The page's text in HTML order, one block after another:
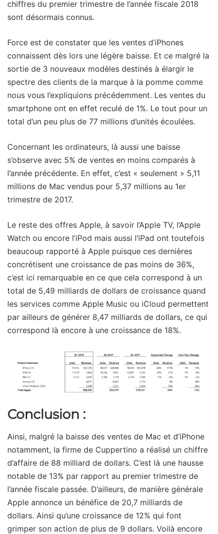
chiffres du premier trimestre de l’année fiscale 2018
sont désormais connus.
Force est de constater que les ventes d’iPhones
connaissent dès lors une légère baisse. Et ce malgré la
sortie de 3 nouveaux modèles destinés à élargir le
spectre des clients de la marque à la pomme comme
nous vous l’expliquions précédemment. Les ventes du
smartphone ont en effet reculé de 1%. Le tout pour un
total d’un peu plus de 77 millions d’unités écoulées.
Concernant les ordinateurs, là aussi une baisse
s’observe avec 5% de ventes en moins comparés à
l’année précédente. En effet, c’est « seulement » 5,11
millions de Mac vendus pour 5,37 millions au 1er
trimestre de 2017.
Le reste des offres Apple, à savoir l’Apple TV, l’Apple
Watch ou encore l’iPod mais aussi l’iPad ont toutefois
beaucoup rapporté à Apple puisque ces dernières
concrétisent une croissance de pas moins de 36%,
c’est ici remarquable en ce que cela correspond à un
total de 5,49 milliards de dollars de croissance quand
les services comme Apple Music ou iCloud permettent
par ailleurs de générer 8,47 milliards de dollars, ce qui
correspond là encore à une croissance de 18%.
Conclusion :
Ainsi, malgré la baisse des ventes de Mac et d’iPhone
notamment, la firme de Cuppertino a réalisé un chiffre
d’affaire de 88 milliard de dollars. C’est là une hausse
notable de 13% par rapport au premier trimestre de
l’année fiscale passée. D’ailleurs, de manière générale
Apple annonce un bénéfice de 20,7 milliards de
dollars. Ainsi qu’une croissance de 12% qui font
grimper son action de plus de 9 dollars. Voilà encore